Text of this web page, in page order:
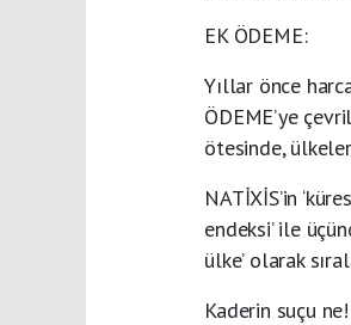
EK ÖDEME:
Yıllar önce
ÖDEME’ye
ötesinde, ülkeler
NATİXİS’in
endeksi’ ile
ülke’ olarak
Kaderin suçu